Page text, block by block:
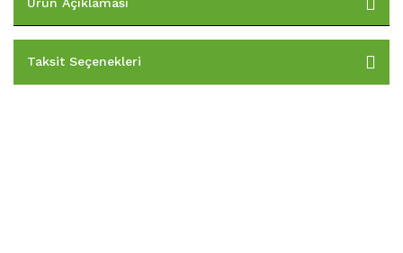
Ürün Açıklaması
Taksit Seçenekleri